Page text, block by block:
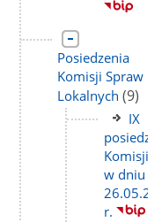
Link
do
strony
Posiedzenia
Komisji Spraw
Lokalnych liczba
(9)
Link
do
IX
Komisji
w dniu
r.